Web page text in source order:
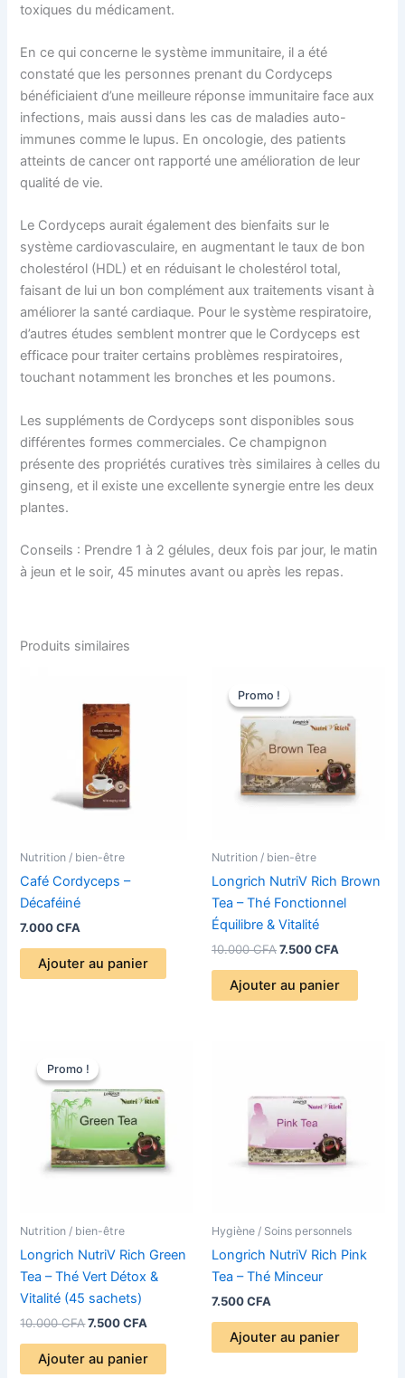
toxiques du médicament.
En ce qui concerne le système immunitaire, il a été
constaté que les personnes prenant du Cordyceps
bénéficiaient d’une meilleure réponse immunitaire face aux
infections, mais aussi dans les cas de maladies auto-
immunes comme le lupus. En oncologie, des patients
atteints de cancer ont rapporté une amélioration de leur
qualité de vie.
Le Cordyceps aurait également des bienfaits sur le
système cardiovasculaire, en augmentant le taux de bon
cholestérol (HDL) et en réduisant le cholestérol total,
faisant de lui un bon complément aux traitements visant à
améliorer la santé cardiaque. Pour le système respiratoire,
d’autres études semblent montrer que le Cordyceps est
efficace pour traiter certains problèmes respiratoires,
touchant notamment les bronches et les poumons.
Les suppléments de Cordyceps sont disponibles sous
différentes formes commerciales. Ce champignon
présente des propriétés curatives très similaires à celles du
ginseng, et il existe une excellente synergie entre les deux
plantes.
Conseils : Prendre 1 à 2 gélules, deux fois par jour, le matin
à jeun et le soir, 45 minutes avant ou après les repas.
Produits similaires
Nutrition / bien-être
Café Cordyceps –
Décaféiné
7.000CFA
Ajouter au panier
Promo !
Promo !
Nutrition / bien-être
Longrich NutriV Rich Brown
Tea – Thé Fonctionnel
Équilibre & Vitalité
10.000CFA
prix
initial
était :
10.000 CFA.
7.500CFA
est :
7.500 CFA.
Ajouter au panier
Promo !
Promo !
Nutrition / bien-être
Longrich NutriV Rich Green
Tea – Thé Vert Détox &
Vitalité (45 sachets)
10.000CFA
prix
initial
était :
10.000 CFA.
7.500CFA
est :
7.500 CFA.
Ajouter au panier
Hygiène / Soins personnels
Longrich NutriV Rich Pink
Tea – Thé Minceur
7.500CFA
Ajouter au panier